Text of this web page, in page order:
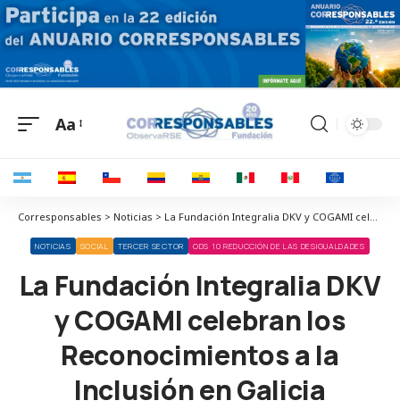
Aa
Corresponsables > Noticias > La Fundación Integralia DKV y COGAMI celebran los Reconocimientos a la Inclusión en Galicia
NOTICIAS SOCIAL TERCER SECTOR ODS 10 REDUCCIÓN DE LAS DESIGUALDADES
La Fundación Integralia DKV
y COGAMI celebran los
Reconocimientos a la
Inclusión en Galicia